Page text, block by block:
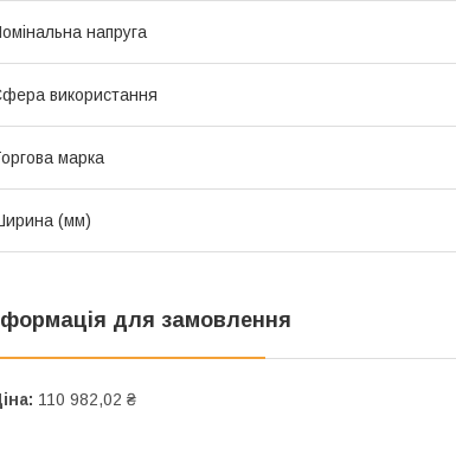
напруга
використання
марка
(мм)
для замовлення
110 982,02 ₴